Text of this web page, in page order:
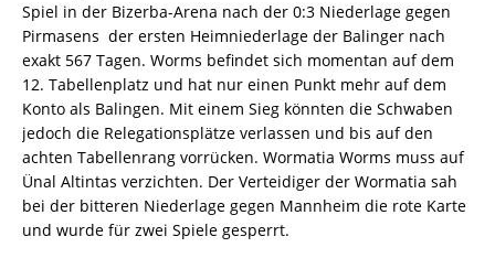
Spiel in der Bizerba-Arena nach der 0:3 Niederlage gegen
Pirmasens  der ersten Heimniederlage der Balinger nach
exakt 567 Tagen. Worms befindet sich momentan auf dem
12. Tabellenplatz und hat nur einen Punkt mehr auf dem
Konto als Balingen. Mit einem Sieg könnten die Schwaben
jedoch die Relegationsplätze verlassen und bis auf den
achten Tabellenrang vorrücken. Wormatia Worms muss auf
Ünal Altintas verzichten. Der Verteidiger der Wormatia sah
bei der bitteren Niederlage gegen Mannheim die rote Karte
und wurde für zwei Spiele gesperrt.